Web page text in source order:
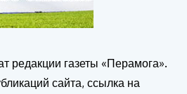
редакции газеты «Перамога».
сайта, ссылка на